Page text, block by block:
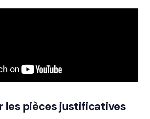
les pièces justificatives